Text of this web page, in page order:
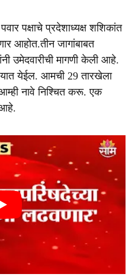
पक्षाचे प्रदेशाध्यक्ष शशिकांत
आहोत.तीन जागांबाबत
उमेदवारीची मागणी केली आहे.
येईल. आमची 29 तारखेला
नावे निश्चित करू. एक